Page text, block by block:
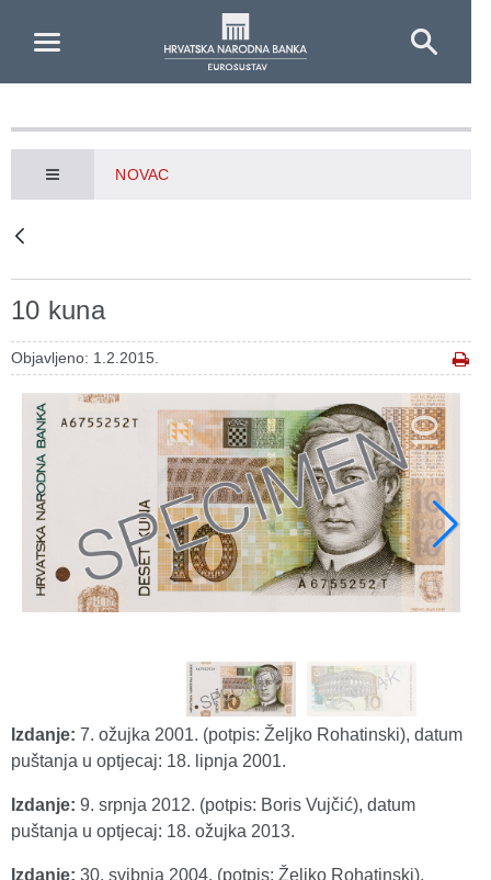
NOVAC
10 kuna
Objavljeno: 1.2.2015.
Izdanje: 7. ožujka 2001. (potpis: Željko Rohatinski), datum
puštanja u optjecaj: 18. lipnja 2001.
Izdanje: 9. srpnja 2012. (potpis: Boris Vujčić), datum
puštanja u optjecaj: 18. ožujka 2013.
Izdanje: 30. svibnja 2004. (potpis: Željko Rohatinski),